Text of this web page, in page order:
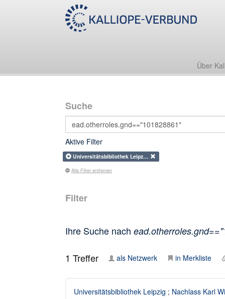
Über
Suche
Aktive Filter
Universitätsbibliothek Leipz…
Alle Filter entfernen
Filter
Ihre Suche nach
1 Treffer als Netzwerk in Merkliste
Universitätsbibliothek Leipzig ; Nachlass Karl